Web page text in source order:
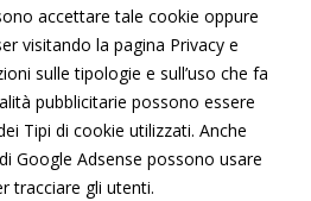
accettare tale cookie oppure
visitando la pagina Privacy e
sulle tipologie e sull’uso che fa
pubblicitarie possono essere
Tipi di cookie utilizzati. Anche
Google Adsense possono usare
tracciare gli utenti.